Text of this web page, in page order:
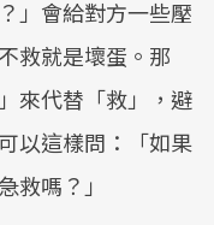
」會給對方一些壓
救就是壞蛋。那
來代替「救」，避
以這樣問：「如果
救嗎？」